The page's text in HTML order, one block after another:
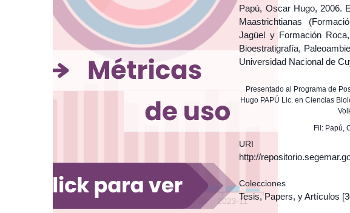
Papú, Oscar Hugo, 2006.
Maastrichtianas
Jagüel y Formación
Bioestratigrafía,
Universidad Nacional de
Presentado al Programa de
Hugo PAPÚ Lic. en Ciencias
Fil: Papú,
URI
http://
Colecciones
Tesis, Papers, y Artículos